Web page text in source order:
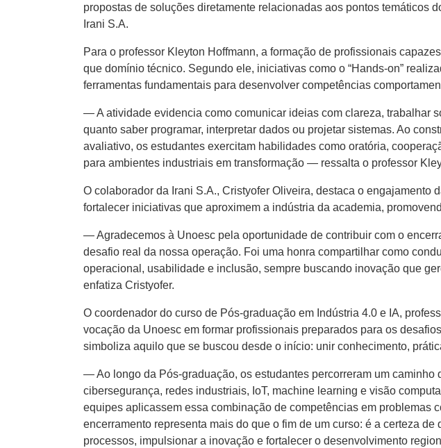
propostas de soluções diretamente relacionadas aos pontos temáticos
Irani S.A.
Para o professor Kleyton Hoffmann, a formação de profissionais
que domínio técnico. Segundo ele, iniciativas como o “Hands-on”
ferramentas fundamentais para desenvolver competências
— A atividade evidencia como comunicar ideias com clareza, trabalhar
quanto saber programar, interpretar dados ou projetar sistemas. Ao
avaliativo, os estudantes exercitam habilidades como oratória,
para ambientes industriais em transformação — ressalta o professor
O colaborador da Irani S.A., Cristyofer Oliveira, destaca o
fortalecer iniciativas que aproximem a indústria da academia,
— Agradecemos à Unoesc pela oportunidade de contribuir com o
desafio real da nossa operação. Foi uma honra compartilhar como
operacional, usabilidade e inclusão, sempre buscando inovação que
enfatiza Cristyofer.
O coordenador do curso de Pós-graduação em Indústria 4.0 e IA,
vocação da Unoesc em formar profissionais preparados para os
simboliza aquilo que se buscou desde o início: unir conhecimento,
— Ao longo da Pós-graduação, os estudantes percorreram um
cibersegurança, redes industriais, IoT, machine learning e visão
equipes aplicassem essa combinação de competências em problemas
encerramento representa mais do que o fim de um curso: é a certeza
processos, impulsionar a inovação e fortalecer o desenvolvimento